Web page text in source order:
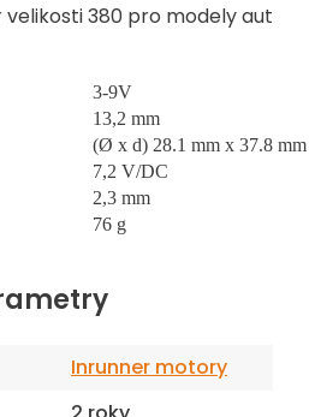
380 pro modely aut
3-9V
13,2 mm
(Ø x d) 28.1 mm x 37.8 mm
7,2 V/DC
2,3 mm
76 g
Inrunner motory